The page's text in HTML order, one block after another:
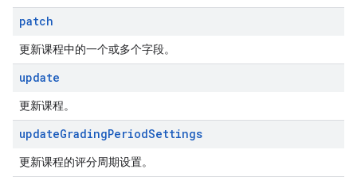
patch
更新课程中的一个或多个字段。
update
更新课程。
updateGradingPeriodSettings
更新课程的评分周期设置。